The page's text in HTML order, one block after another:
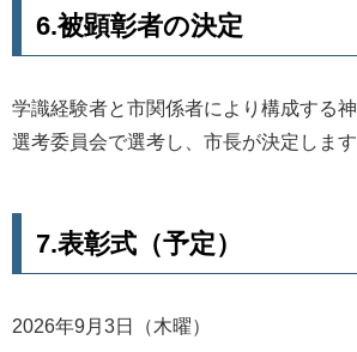
6.被顕彰者の決定
学識経験者と市関係者により構成する
選考委員会で選考し、市長が決定します
7.表彰式（予定）
2026年9月3日（木曜）